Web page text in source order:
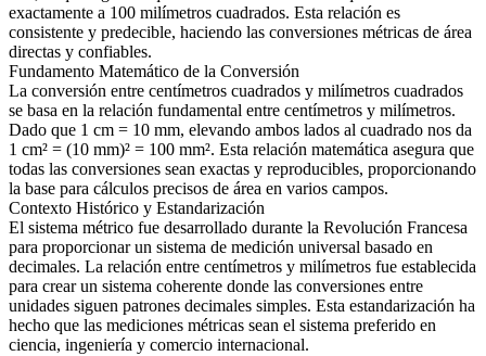
exactamente a 100 milímetros cuadrados. Esta relación es
consistente y predecible, haciendo las conversiones métricas de área
directas y confiables.
Fundamento Matemático de la Conversión
La conversión entre centímetros cuadrados y milímetros cuadrados
se basa en la relación fundamental entre centímetros y milímetros.
Dado que 1 cm = 10 mm, elevando ambos lados al cuadrado nos da
1 cm² = (10 mm)² = 100 mm². Esta relación matemática asegura que
todas las conversiones sean exactas y reproducibles, proporcionando
la base para cálculos precisos de área en varios campos.
Contexto Histórico y Estandarización
El sistema métrico fue desarrollado durante la Revolución Francesa
para proporcionar un sistema de medición universal basado en
decimales. La relación entre centímetros y milímetros fue establecida
para crear un sistema coherente donde las conversiones entre
unidades siguen patrones decimales simples. Esta estandarización ha
hecho que las mediciones métricas sean el sistema preferido en
ciencia, ingeniería y comercio internacional.